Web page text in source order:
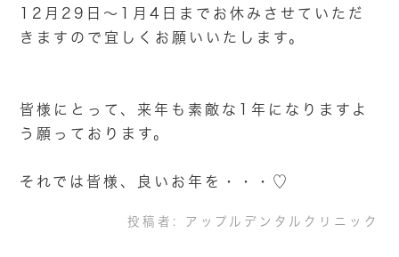
12月29日～1月4日までお休みさせていただ
きますので宜しくお願いいたします。
皆様にとって、来年も素敵な1年になりますよ
う願っております。
それでは皆様、良いお年を・・・♡
投稿者: アップルデンタルクリニック